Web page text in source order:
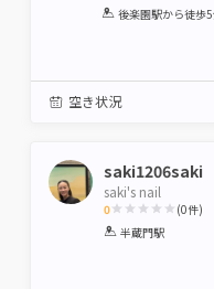
1 2 3 4 5
後楽園駅から徒歩
空き状況
saki1206saki
saki's nail
0
1 2 3 4 5
(0件)
半蔵門駅